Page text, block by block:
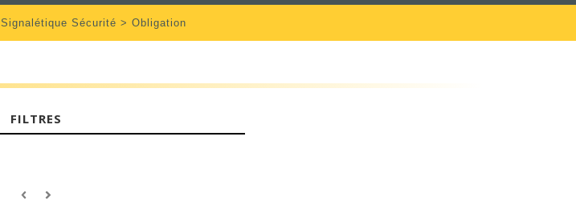
Signalétique Sécurité > Obligation
FILTRES